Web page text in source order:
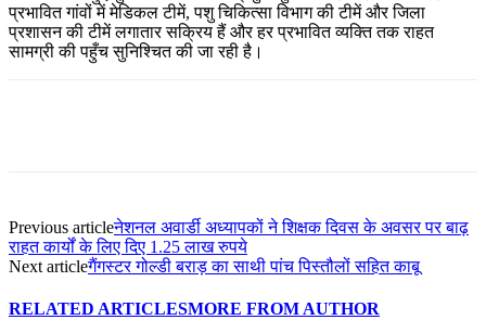
प्रभावित गांवों में मेडिकल टीमें, पशु चिकित्सा विभाग की टीमें और जिला
प्रशासन की टीमें लगातार सक्रिय हैं और हर प्रभावित व्यक्ति तक राहत
सामग्री की पहुँच सुनिश्चित की जा रही है।
Previous articleनेशनल अवार्डी अध्यापकों ने शिक्षक दिवस के अवसर पर बाढ़
राहत कार्यों के लिए दिए 1.25 लाख रुपये
Next articleगैंगस्टर गोल्डी बराड़ का साथी पांच पिस्तौलों सहित काबू
RELATED ARTICLESMORE FROM AUTHOR